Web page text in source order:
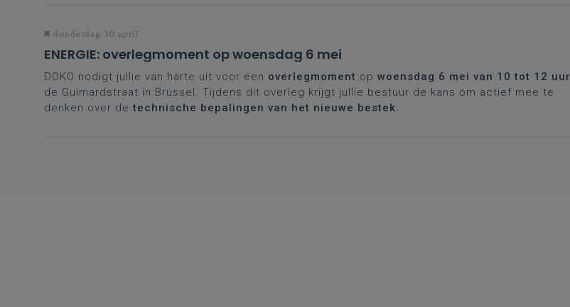
donderdag 30 april
ENERGIE: overlegmoment op woensdag 6 mei
DOKO nodigt jullie van harte uit voor een overlegmoment op woensdag 6 mei van 10 tot 12 uur
de Guimardstraat in Brussel. Tijdens dit overleg krijgt jullie bestuur de kans om actief mee te
denken over de technische bepalingen van het nieuwe bestek.